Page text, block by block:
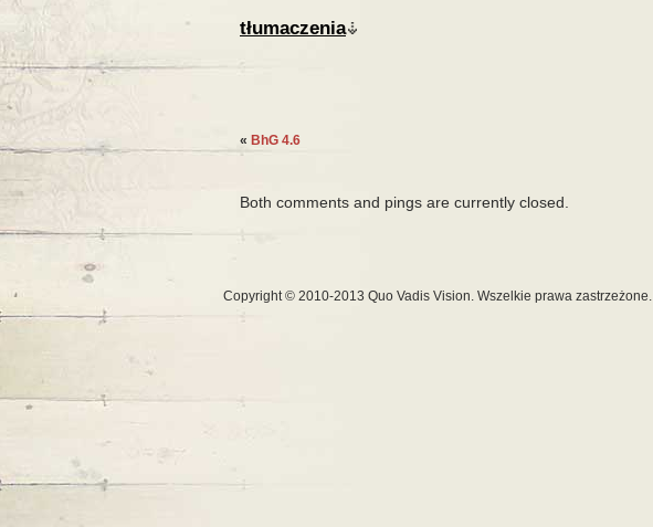
tłumaczenia
« BhG 4.6
Both comments and pings are currently closed.
Copyright © 2010-2013 Quo Vadis Vision. Wszelkie prawa zastrzeżone.